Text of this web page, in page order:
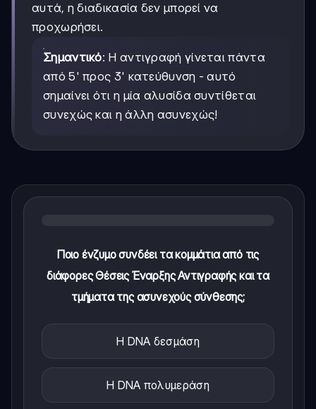
αυτά, η διαδικασία δεν μπορεί να
προχωρήσει.
Σημαντικό: Η αντιγραφή γίνεται πάντα
από 5' προς 3' κατεύθυνση - αυτό
σημαίνει ότι η μία αλυσίδα συντίθεται
συνεχώς και η άλλη ασυνεχώς!
Ποιο ένζυμο συνδέει τα κομμάτια από τις
διάφορες Θέσεις Έναρξης Αντιγραφής και τα
τμήματα της ασυνεχούς σύνθεσης;
Η DNA δεσμάση
Η DNA πολυμεράση